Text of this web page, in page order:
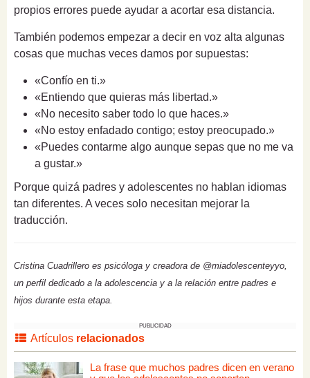
propios errores puede ayudar a acortar esa distancia.
También podemos empezar a decir en voz alta algunas
cosas que muchas veces damos por supuestas:
«Confío en ti.»
«Entiendo que quieras más libertad.»
«No necesito saber todo lo que haces.»
«No estoy enfadado contigo; estoy preocupado.»
«Puedes contarme algo aunque sepas que no me va
a gustar.»
Porque quizá padres y adolescentes no hablan idiomas
tan diferentes. A veces solo necesitan mejorar la
traducción.
Cristina Cuadrillero es psicóloga y creadora de @miadolescenteyyo,
un perfil dedicado a la adolescencia y a la relación entre padres e
hijos durante esta etapa.
PUBLICIDAD
Artículos relacionados
La frase que muchos padres dicen en verano